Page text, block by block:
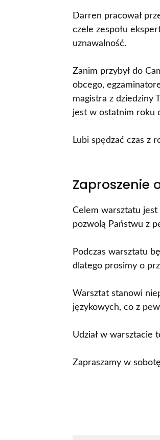
Darren pracował
czele zespołu
uznawalność.
Zanim przybył do
obcego,
magistra z dziedziny
jest w ostatnim roku
Lubi spędzać czas z
Zaproszenie
Celem warsztatu jest
pozwolą Państwu z
Podczas warsztatu
dlatego prosimy o
Warsztat stanowi
językowych, co z
Udział w warsztacie
Zapraszamy w